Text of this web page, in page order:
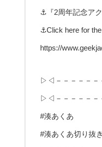
⚓『2周年記念ア
⚓Click here for
https://
▷◁－－－－－－
▷◁－－－－－－
#湊あくあ
#湊あくあ切り抜き